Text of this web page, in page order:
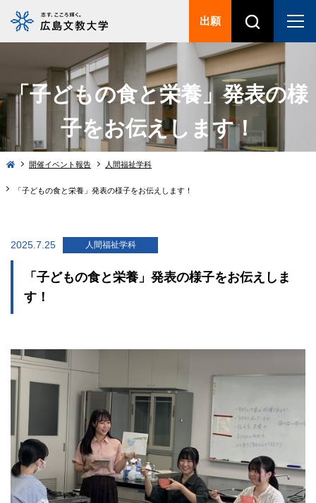
「子どもの食と栄養」発表の様
子をお伝えします！
開催イベント報告 人間福祉学科
「子どもの食と栄養」発表の様子をお伝えします！
2025.7.25 人間福祉学科
「子どもの食と栄養」発表の様子をお伝えしま
す！
出願